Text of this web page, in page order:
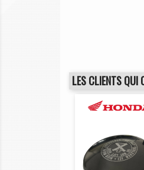
LES CLIENTS QUI